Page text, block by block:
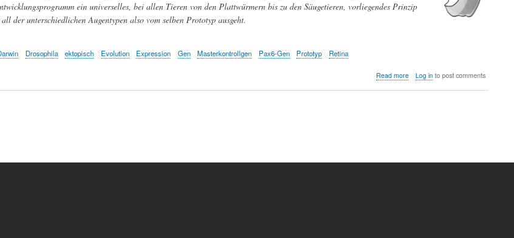
ein universelles, bei allen Tieren von den Plattwürmern bis zu den Säugetieren, vorliegendes Prinzip
der unterschiedlichen Augentypen also vom selben Prototyp ausgeht.
Drosophila ektopisch Evolution Expression Gen Masterkontrollgen Pax6-Gen Prototyp Retina
Read moreabout
Log into post comments